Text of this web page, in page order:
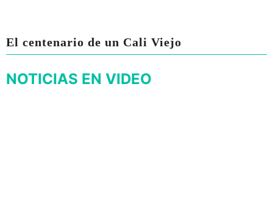
El centenario de un Cali Viejo
NOTICIAS EN VIDEO